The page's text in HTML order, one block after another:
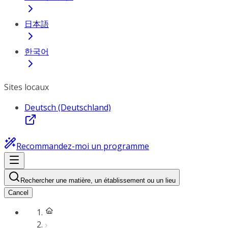
日本語
한국어
Sites locaux
Deutsch (Deutschland)
Recommandez-moi un programme
Rechercher une matière, un établissement ou un lieu
Cancel